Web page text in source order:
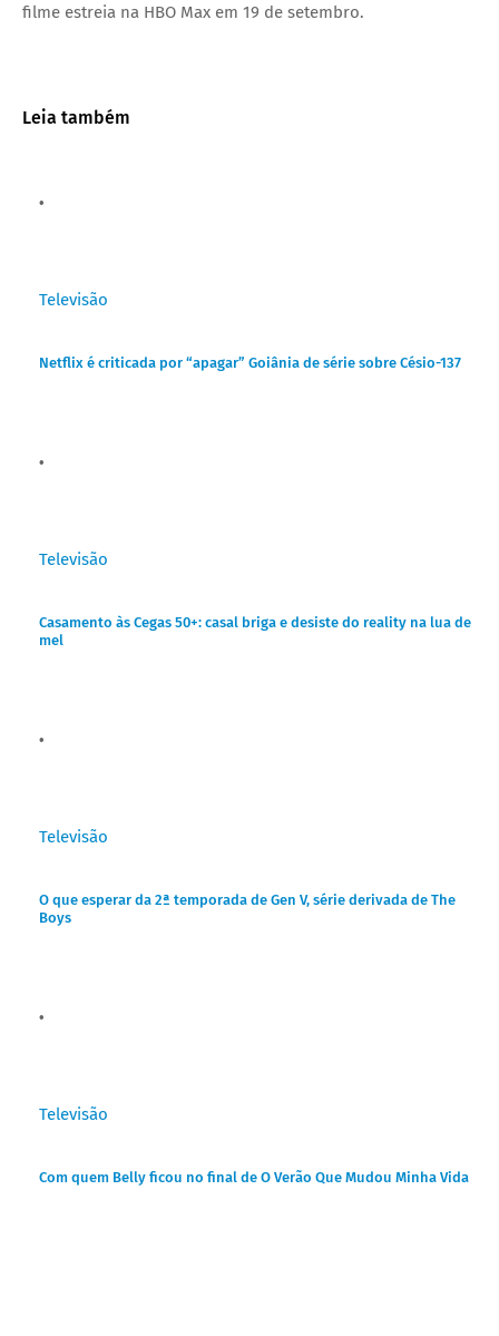
filme estreia na HBO Max em 19 de setembro.
Leia também
Televisão
Netflix é criticada por “apagar” Goiânia de série sobre Césio-137
Televisão
Casamento às Cegas 50+: casal briga e desiste do reality na lua de
mel
Televisão
O que esperar da 2ª temporada de Gen V, série derivada de The
Boys
Televisão
Com quem Belly ficou no final de O Verão Que Mudou Minha Vida